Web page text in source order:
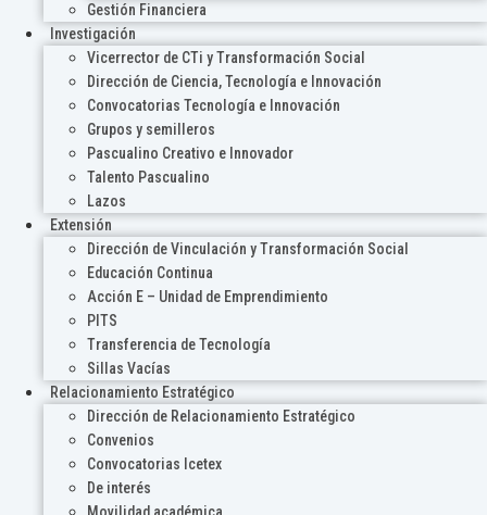
Gestión Financiera
Investigación
Vicerrector de CTi y Transformación Social
Dirección de Ciencia, Tecnología e Innovación
Convocatorias Tecnología e Innovación
Grupos y semilleros
Pascualino Creativo e Innovador
Talento Pascualino
Lazos
Extensión
Dirección de Vinculación y Transformación Social
Educación Continua
Acción E – Unidad de Emprendimiento
PITS
Transferencia de Tecnología
Sillas Vacías
Relacionamiento Estratégico
Dirección de Relacionamiento Estratégico
Convenios
Convocatorias Icetex
De interés